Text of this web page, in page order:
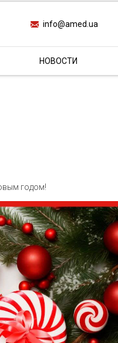
info@amed.ua
НОВОСТИ
годом!